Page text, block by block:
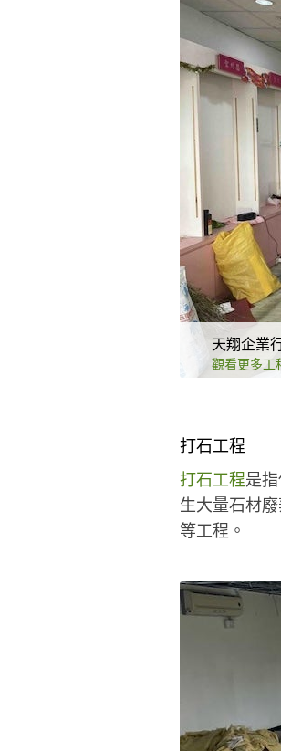
天翔企業
觀看更多工
打石工程
打石工程是
生大量石材
等工程。